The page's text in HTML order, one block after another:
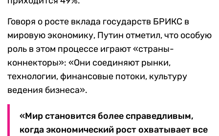
Говоря о росте вклада государств БРИКС в
мировую экономику, Путин отметил, что особую
роль в этом процессе играют «страны-
коннекторы»: «Они соединяют рынки,
технологии, финансовые потоки, культуру
ведения бизнеса».
«Мир становится более справедливым,
когда экономический рост охватывает все